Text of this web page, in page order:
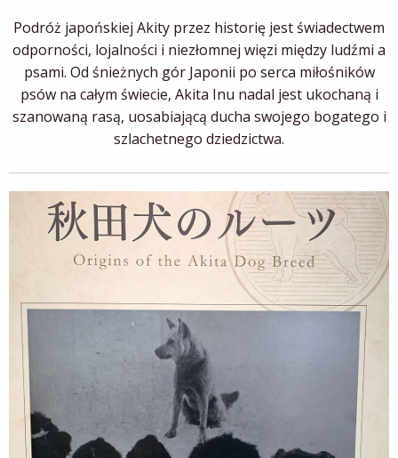
Podróż japońskiej Akity przez historię jest świadectwem
odporności, lojalności i niezłomnej więzi między ludźmi a
psami. Od śnieżnych gór Japonii po serca miłośników
psów na całym świecie, Akita Inu nadal jest ukochaną i
szanowaną rasą, uosabiającą ducha swojego bogatego i
szlachetnego dziedzictwa.